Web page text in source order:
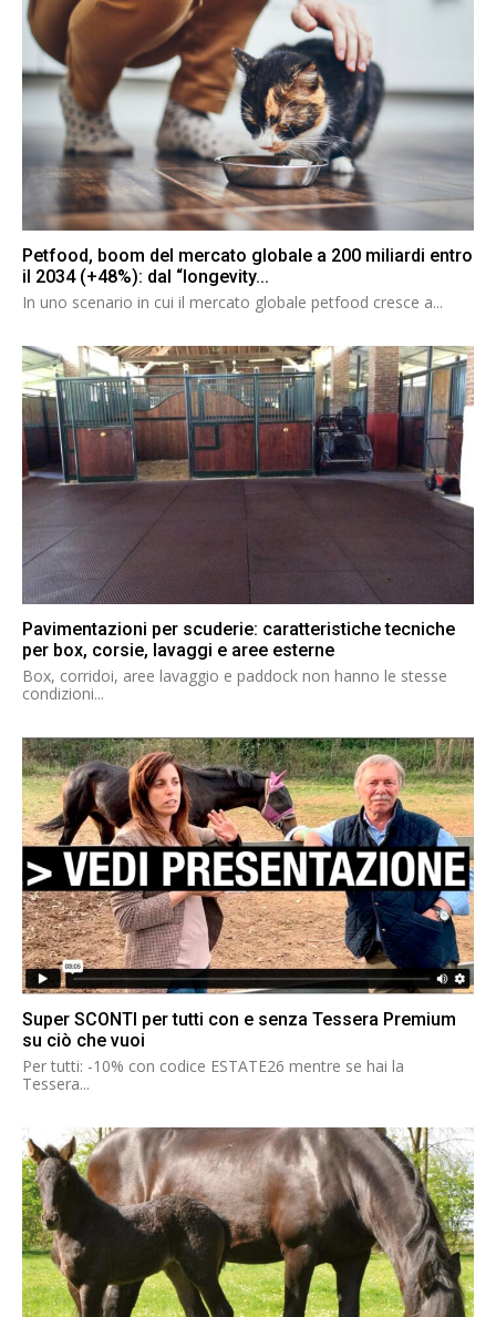
Petfood, boom del mercato globale a 200 miliardi entro
il 2034 (+48%): dal “longevity...
In uno scenario in cui il mercato globale petfood cresce a...
Pavimentazioni per scuderie: caratteristiche tecniche
per box, corsie, lavaggi e aree esterne
Box, corridoi, aree lavaggio e paddock non hanno le stesse
condizioni...
Super SCONTI per tutti con e senza Tessera Premium
su ciò che vuoi
Per tutti: -10% con codice ESTATE26 mentre se hai la
Tessera...